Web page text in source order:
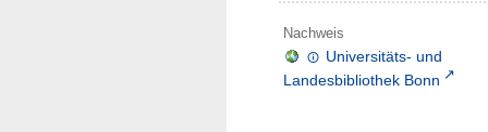
Nachweis
Universitäts- und
Landesbibliothek Bonn